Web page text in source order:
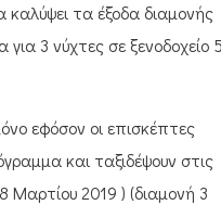
τα έξοδα διαμονής
3 νύχτες σε ξενοδοχείο
εφόσον οι επισκέπτες
και ταξιδέψουν στις
Μαρτίου 2019 ) (διαμονή 3